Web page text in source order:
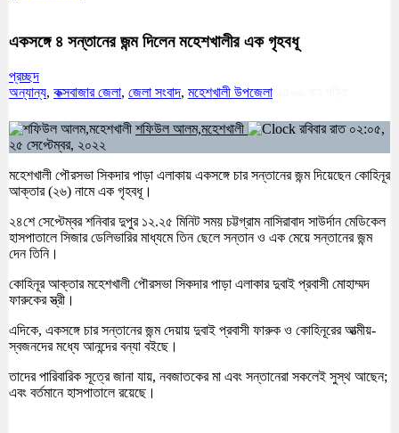
একসঙ্গে ৪ সন্তানের জন্ম দিলেন মহেশখালীর এক গৃহবধূ
প্রচ্ছদ
অন্যান্য, কক্সবাজার জেলা, জেলা সংবাদ, মহেশখালী উপজেলা
শফিউল আলম,মহেশখালী
রবিবার রাত ০২:০৫,
২৫ সেপ্টেম্বর, ২০২২
মহেশখালী পৌরসভা সিকদার পাড়া এলাকায় একসঙ্গে চার সন্তানের জন্ম দিয়েছেন কোহিনূর
আক্তার (২৬) নামে এক গৃহবধূ।
২৪শে সেপ্টেম্বর শনিবার দুপুর ১২.২৫ মিনিট সময় চট্টগ্রাম নাসিরাবাদ সাউর্দান মেডিকেল
হাসপাতালে সিজার ডেলিভারির মাধ্যমে তিন ছেলে সন্তান ও এক মেয়ে সন্তানের জন্ম
দেন তিনি।
কোহিনূর আক্তার মহেশখালী পৌরসভা সিকদার পাড়া এলাকার দুবাই প্রবাসী মোহাম্মদ
ফারুকের স্ত্রী।
এদিকে, একসঙ্গে চার সন্তানের জন্ম দেয়ায় দুবাই প্রবাসী ফারুক ও কোহিনূরের আত্মীয়-
স্বজনদের মধ্যে আনন্দের বন্যা বইছে।
তাদের পারিবারিক সূত্রে জানা যায়, নবজাতকের মা এবং সন্তানেরা সকলেই সুস্থ আছেন;
এবং বর্তমানে হাসপাতালে রয়েছে।